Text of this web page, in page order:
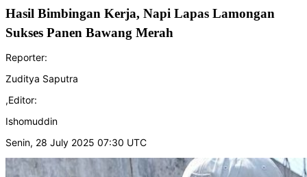
Hasil Bimbingan Kerja, Napi Lapas Lamongan
Sukses Panen Bawang Merah
Reporter:
Zuditya Saputra
,Editor:
Ishomuddin
Senin, 28 July 2025 07:30 UTC